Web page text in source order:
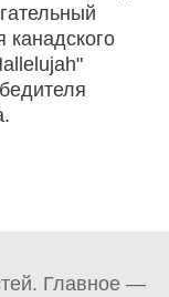
канадского
Главное —